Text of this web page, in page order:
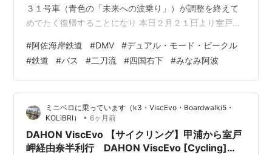
３１号車（青色の「未来への波乗り」）が調整を終えて
めでたく復帰することになり 本日２月２１日より室戸便
について | 阿佐海岸鉄道株式会社 連休の書き入れ時に辛
うじて間に合ったようで何よりです。 折しも現在グッズ
がもらえるスタンプラリーや 全国的に有名な猫キャラと
のコラボなど 楽しい企画が進行中 DMVスタンプ
Adventure2025開催中！ | 阿佐海岸鉄道株式会社 DMV×
#阿佐海岸鉄道 #DMV #デュアル・モード・ビークル
#鉄道 #バス #二刀流 #四国右下 #みなみ阿波
ミニベロに乗っています（k3・ViscEvo・Boardwalki5・
KOLiBRI）
• 6ヶ月前
DAHON ViscEvo 【サイクリング】甲浦から室戸
岬経由奈半利行 DAHON ViscEvo [Cycling]